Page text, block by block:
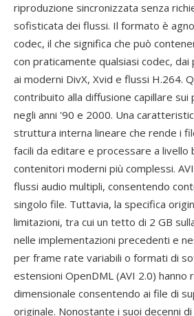
riproduzione sincronizzata senza
sofisticata dei flussi. Il formato è
codec, il che significa che può
con praticamente qualsiasi codec, dai
ai moderni DivX, Xvid e flussi H.264.
contribuito alla diffusione capillare
negli anni '90 e 2000. Una
struttura interna lineare che rende i
facili da editare e processare a livello
contenitori moderni più complessi.
flussi audio multipli, consentendo
singolo file. Tuttavia, la specifica
limitazioni, tra cui un tetto di 2 GB
nelle implementazioni precedenti e
per frame rate variabili o formati di
estensioni OpenDML (AVI 2.0) hanno
dimensionale consentendo ai file di
originale. Nonostante i suoi decenni